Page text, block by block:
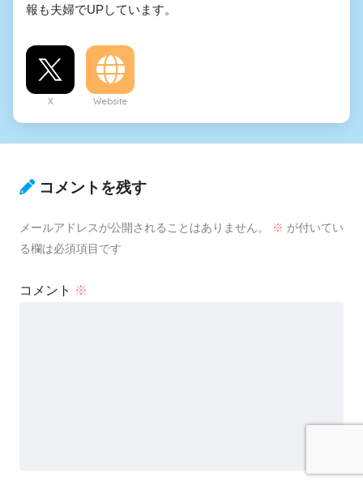
報も夫婦でUPしています。
X Website
コメントを残す
メールアドレスが公開されることはありません。 ※ が付いてい
る欄は必須項目です
コメント ※